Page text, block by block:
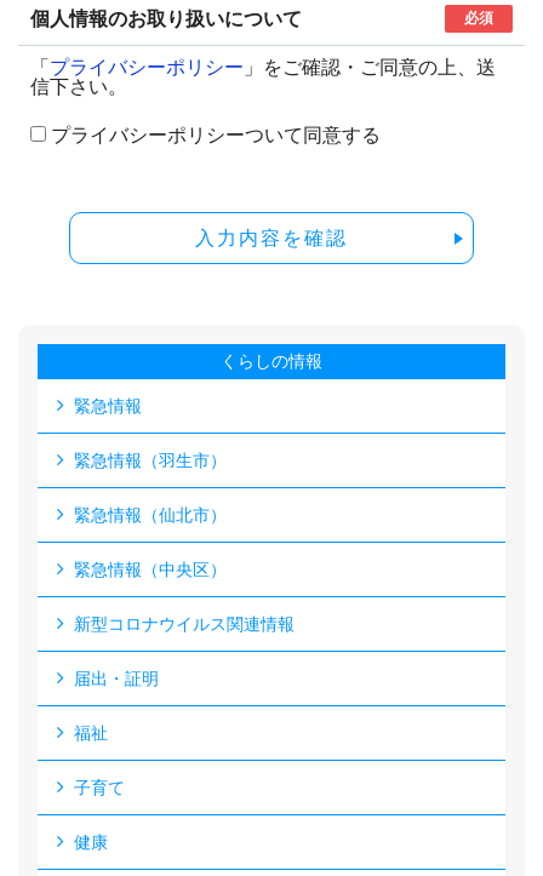
個人情報のお取り扱いについて 必須
「 プライバシーポリシー 」をご確認・ご同意の上、送
信下さい。
プライバシーポリシーついて同意する
入力内容を確認
くらしの情報
緊急情報
緊急情報（羽生市）
緊急情報（仙北市）
緊急情報（中央区）
新型コロナウイルス関連情報
届出・証明
福祉
子育て
健康